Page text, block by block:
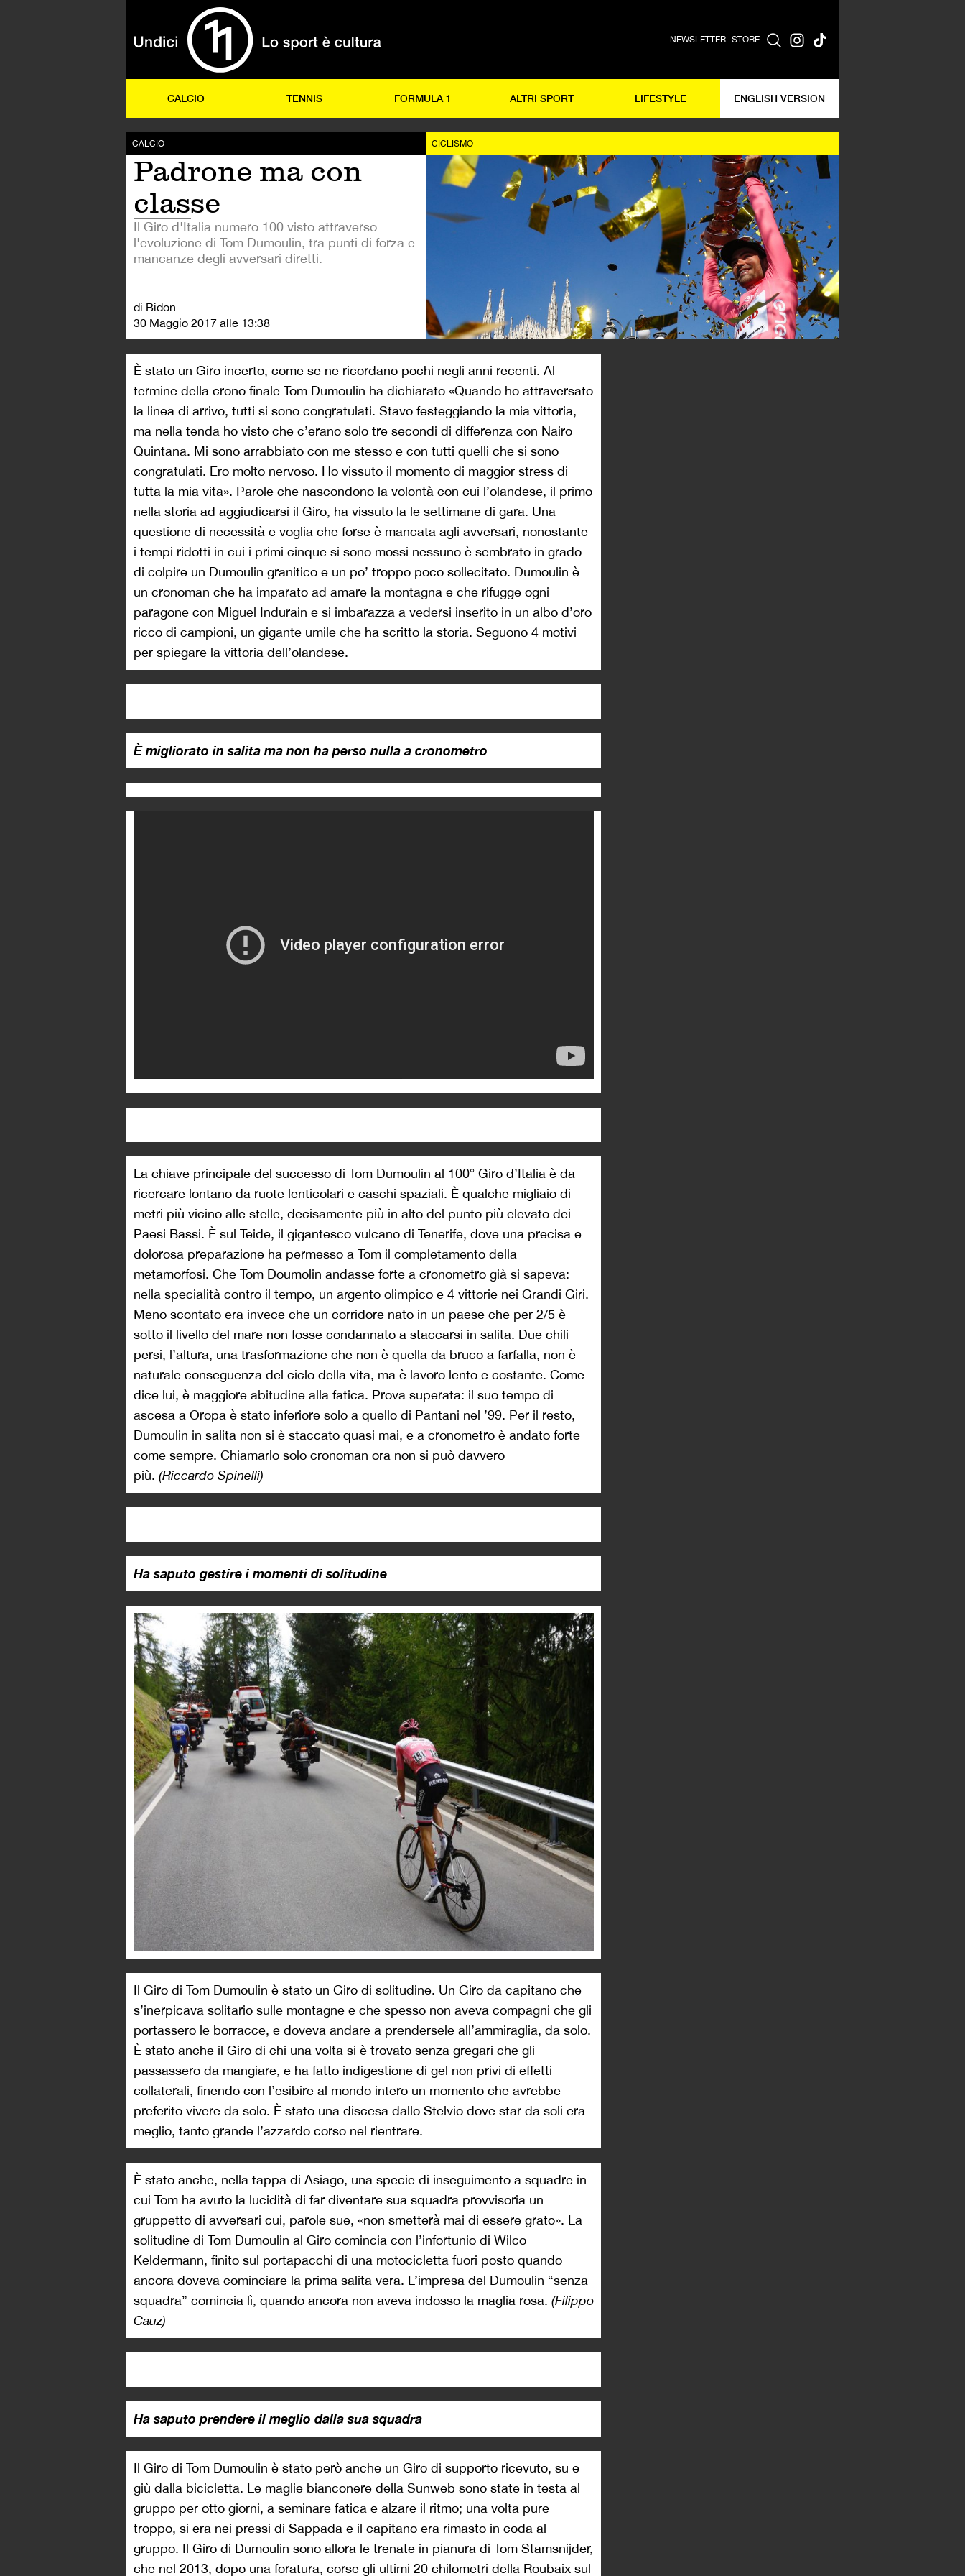
NEWSLETTER STORE
CALCIO TENNIS FORMULA 1 ALTRI SPORT LIFESTYLE ENGLISH VERSION
CALCIO
Padrone ma con
classe
Il Giro d'Italia numero 100 visto attraverso
l'evoluzione di Tom Dumoulin, tra punti di forza e
mancanze degli avversari diretti.
di Bidon
30 Maggio 2017 alle 13:38
CICLISMO
È stato un Giro incerto, come se ne ricordano pochi negli anni recenti. Al
termine della crono finale Tom Dumoulin ha dichiarato «Quando ho attraversato
la linea di arrivo, tutti si sono congratulati. Stavo festeggiando la mia vittoria,
ma nella tenda ho visto che c’erano solo tre secondi di differenza con Nairo
Quintana. Mi sono arrabbiato con me stesso e con tutti quelli che si sono
congratulati. Ero molto nervoso. Ho vissuto il momento di maggior stress di
tutta la mia vita». Parole che nascondono la volontà con cui l’olandese, il primo
nella storia ad aggiudicarsi il Giro, ha vissuto la le settimane di gara. Una
questione di necessità e voglia che forse è mancata agli avversari, nonostante
i tempi ridotti in cui i primi cinque si sono mossi nessuno è sembrato in grado
di colpire un Dumoulin granitico e un po’ troppo poco sollecitato. Dumoulin è
un cronoman che ha imparato ad amare la montagna e che rifugge ogni
paragone con Miguel Indurain e si imbarazza a vedersi inserito in un albo d’oro
ricco di campioni, un gigante umile che ha scritto la storia. Seguono 4 motivi
per spiegare la vittoria dell’olandese.
È migliorato in salita ma non ha perso nulla a cronometro
La chiave principale del successo di Tom Dumoulin al 100° Giro d’Italia è da
ricercare lontano da ruote lenticolari e caschi spaziali. È qualche migliaio di
metri più vicino alle stelle, decisamente più in alto del punto più elevato dei
Paesi Bassi. È sul Teide, il gigantesco vulcano di Tenerife, dove una precisa e
dolorosa preparazione ha permesso a Tom il completamento della
metamorfosi. Che Tom Doumolin andasse forte a cronometro già si sapeva:
nella specialità contro il tempo, un argento olimpico e 4 vittorie nei Grandi Giri.
Meno scontato era invece che un corridore nato in un paese che per 2/5 è
sotto il livello del mare non fosse condannato a staccarsi in salita. Due chili
persi, l’altura, una trasformazione che non è quella da bruco a farfalla, non è
naturale conseguenza del ciclo della vita, ma è lavoro lento e costante. Come
dice lui, è maggiore abitudine alla fatica. Prova superata: il suo tempo di
ascesa a Oropa è stato inferiore solo a quello di Pantani nel ’99. Per il resto,
Dumoulin in salita non si è staccato quasi mai, e a cronometro è andato forte
come sempre. Chiamarlo solo cronoman ora non si può davvero
più. (Riccardo Spinelli)
Ha saputo gestire i momenti di solitudine
Il Giro di Tom Dumoulin è stato un Giro di solitudine. Un Giro da capitano che
s’inerpicava solitario sulle montagne e che spesso non aveva compagni che gli
portassero le borracce, e doveva andare a prendersele all’ammiraglia, da solo.
È stato anche il Giro di chi una volta si è trovato senza gregari che gli
passassero da mangiare, e ha fatto indigestione di gel non privi di effetti
collaterali, finendo con l’esibire al mondo intero un momento che avrebbe
preferito vivere da solo. È stato una discesa dallo Stelvio dove star da soli era
meglio, tanto grande l’azzardo corso nel rientrare.
È stato anche, nella tappa di Asiago, una specie di inseguimento a squadre in
cui Tom ha avuto la lucidità di far diventare sua squadra provvisoria un
gruppetto di avversari cui, parole sue, «non smetterà mai di essere grato». La
solitudine di Tom Dumoulin al Giro comincia con l’infortunio di Wilco
Keldermann, finito sul portapacchi di una motocicletta fuori posto quando
ancora doveva cominciare la prima salita vera. L’impresa del Dumoulin “senza
squadra” comincia lì, quando ancora non aveva indosso la maglia rosa. (Filippo
Cauz)
Ha saputo prendere il meglio dalla sua squadra
Il Giro di Tom Dumoulin è stato però anche un Giro di supporto ricevuto, su e
giù dalla bicicletta. Le maglie bianconere della Sunweb sono state in testa al
gruppo per otto giorni, a seminare fatica e alzare il ritmo; una volta pure
troppo, si era nei pressi di Sappada e il capitano era rimasto in coda al
gruppo. Il Giro di Dumoulin sono allora le trenate in pianura di Tom Stamsnijder,
che nel 2013, dopo una foratura, corse gli ultimi 20 chilometri della Roubaix sul